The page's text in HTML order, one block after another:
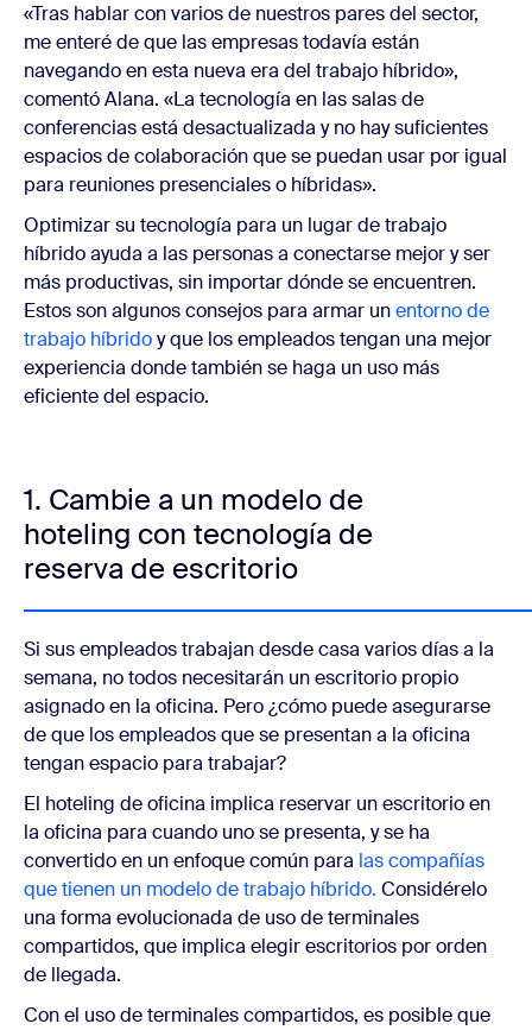
«Tras hablar con varios de nuestros pares del sector,
me enteré de que las empresas todavía están
navegando en esta nueva era del trabajo híbrido»,
comentó Alana. «La tecnología en las salas de
conferencias está desactualizada y no hay suficientes
espacios de colaboración que se puedan usar por igual
para reuniones presenciales o híbridas».
Optimizar su tecnología para un lugar de trabajo
híbrido ayuda a las personas a conectarse mejor y ser
más productivas, sin importar dónde se encuentren.
Estos son algunos consejos para armar unentorno de
trabajo híbridoy que los empleados tengan una mejor
experiencia donde también se haga un uso más
eficiente del espacio.
1. Cambie a un modelo de
hoteling con tecnología de
reserva de escritorio
Si sus empleados trabajan desde casa varios días a la
semana, no todos necesitarán un escritorio propio
asignado en la oficina. Pero ¿cómo puede asegurarse
de que los empleados que se presentan a la oficina
tengan espacio para trabajar?
El hoteling de oficina implica reservar un escritorio en
la oficina para cuando uno se presenta, y se ha
convertido en un enfoque común para las compañías
que tienen un modelo de trabajo híbrido. Considérelo
una forma evolucionada de uso de terminales
compartidos, que implica elegir escritorios por orden
de llegada.
Con el uso de terminales compartidos, es posible que